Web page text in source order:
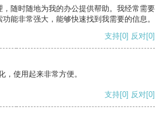
随时随地为我的办公提供帮助。我经常需要
能非常强大，能够快速找到我需要的信息。
支持[0] 反对[0]
，使用起来非常方便。
支持[0] 反对[0]